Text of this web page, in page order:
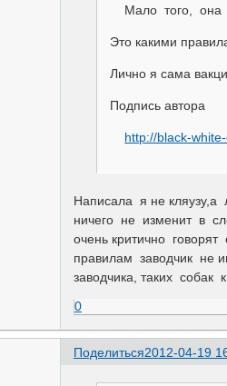
Мало того, она
Это какими
Лично я сама
Подпись автора
http://black-
Написала я не
ничего не изменит в
очень критично
правилам заводчик не
заводчика, таких собак
0
Поделиться2012-04-19